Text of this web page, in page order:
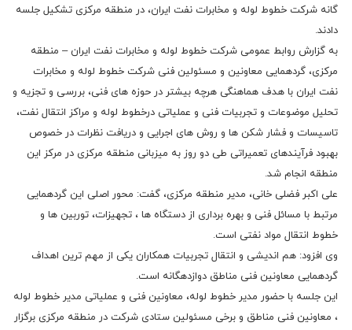
گانه شرکت خطوط لوله و مخابرات نفت ایران، در منطقه مرکزی تشکیل جلسه
دادند.
به گزارش روابط عمومی شرکت خطوط لوله و مخابرات نفت ایران – منطقه
مرکزی، گردهمایی معاونین و مسئولین فنی شرکت خطوط لوله و مخابرات
نفت ایران با هدف هماهنگی هرچه بیشتر در حوزه های فنی، بررسی و تجزیه و
تحلیل موضوعات و تجربیات فنی و عملیاتی درخطوط لوله و مراکز انتقال نفت،
تاسیسات و فشار شکن ها و روش های اجرایی و دریافت نظرات در خصوص
بهبود فرآیندهای تعمیراتی طی دو روز به میزبانی منطقه مرکزی در مرکز این
منطقه انجام شد.
علی اکبر فضلی خانی، مدیر منطقه مرکزی، گفت: محور اصلی این گردهمایی
مرتبط با مسائل فنی و بهره برداری از دستگاه ها ، تجهیزات، توربین ها و
خطوط انتقال مواد نفتی است.
وی افزود: هم اندیشی و انتقال تجربیات همکاران یکی از مهم ترین اهداف
گردهمایی معاونین فنی مناطق دوازدهگانه است.
این جلسه با حضور مدیر خطوط لوله، معاونین فنی و عملیاتی مدیر خطوط لوله
، معاونین فنی مناطق و برخی مسئولین ستادی شرکت در منطقه مرکزی برگزار